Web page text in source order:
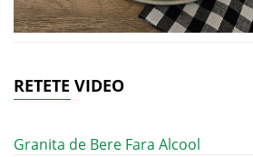
RETETE VIDEO
Granita de Bere Fara Alcool